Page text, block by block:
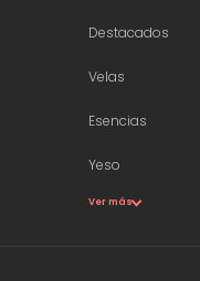
Destacados
Velas
Esencias
Yeso
Ver más